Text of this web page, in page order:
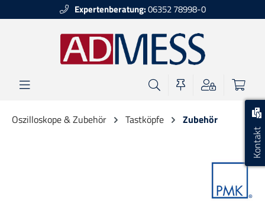
Kontakt
Expertenberatung:06352 78998-0
Oszilloskope & Zubehör Tastköpfe Zubehör